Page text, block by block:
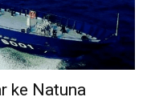
ke Natuna